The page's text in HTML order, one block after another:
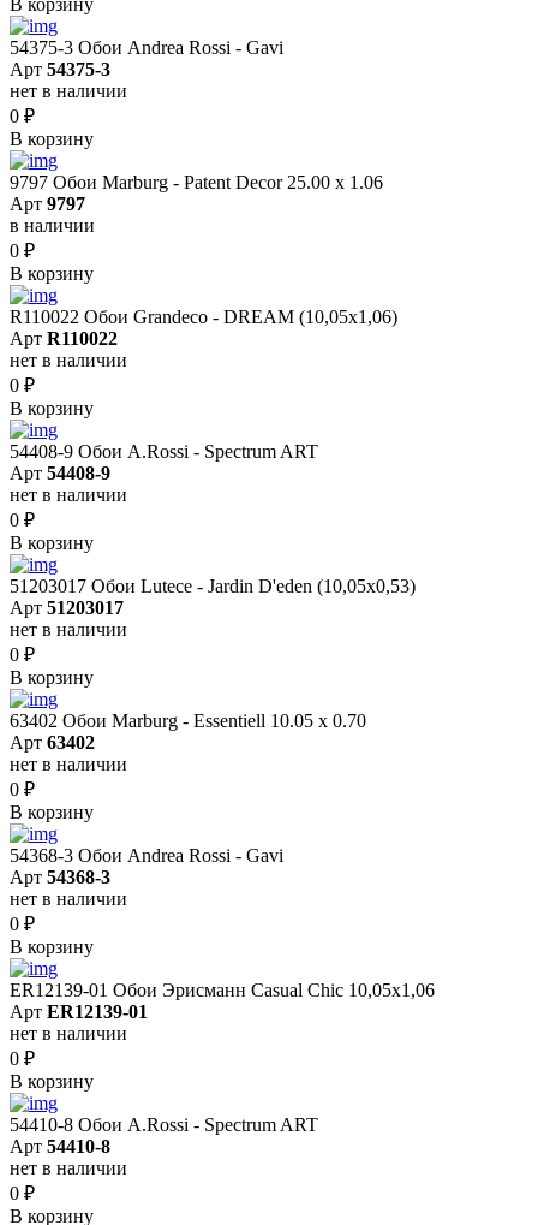
54375-3 Обои Andrea Rossi - Gavi
Арт 54375-3
нет в наличии
0 ₽
В корзину
9797 Обои Marburg - Patent Decor 25.00 х 1.06
Арт 9797
в наличии
0 ₽
В корзину
R110022 Обои Grandeco - DREAM (10,05х1,06)
Арт R110022
нет в наличии
0 ₽
В корзину
54408-9 Обои A.Rossi - Spectrum ART
Арт 54408-9
нет в наличии
0 ₽
В корзину
51203017 Обои Lutece - Jardin D'eden (10,05x0,53)
Арт 51203017
нет в наличии
0 ₽
В корзину
63402 Обои Marburg - Essentiell 10.05 х 0.70
Арт 63402
нет в наличии
0 ₽
В корзину
54368-3 Обои Andrea Rossi - Gavi
Арт 54368-3
нет в наличии
0 ₽
В корзину
ER12139-01 Обои Эрисманн Casual Chic 10,05x1,06
Арт ER12139-01
нет в наличии
0 ₽
В корзину
54410-8 Обои A.Rossi - Spectrum ART
Арт 54410-8
нет в наличии
0 ₽
В корзину